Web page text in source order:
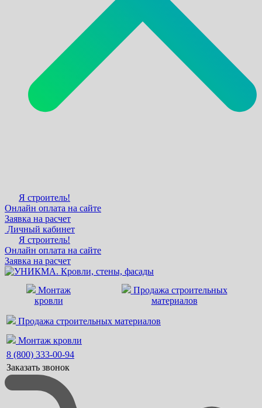
Я строитель!
Онлайн оплата на сайте
Заявка на расчет
Личный кабинет
Я строитель!
Онлайн оплата на сайте
Заявка на расчет
Монтаж
кровли
Продажа строительных
материалов
Продажа строительных материалов
Монтаж кровли
8 (800) 333-00-94
Заказать звонок